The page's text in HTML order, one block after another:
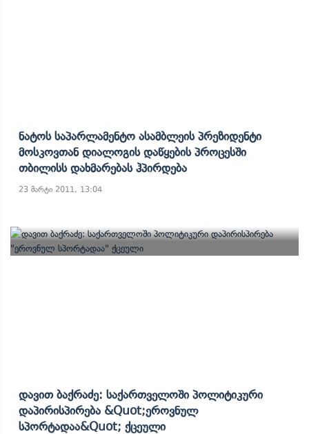
Ნატოს Საპარლამენტო Ასამბლეის Პრეზიდენტი
Მოსკოვთან Დიალოგის Დაწყების Პროცესში
Თბილისს Დახმარებას Ჰპირდება
23 მარტი 2011, 13:04
Დავით Ბაქრაძე: Საქართველოში Პოლიტიკური
Დაპირისპირება &quot;ეროვნულ
Სპორტადაა&quot; Ქცეული